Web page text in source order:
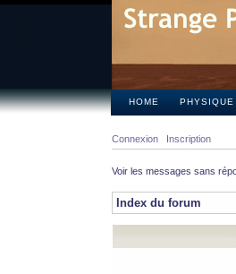
HOME PHYSIQUE
Connexion Inscription
Voir les messages sans
Index du forum